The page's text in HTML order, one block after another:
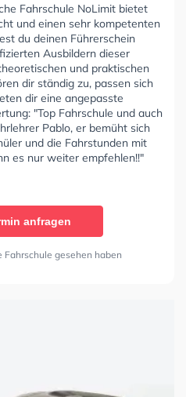
Fahrschule NoLimit bietet
und einen sehr kompetenten
du deinen Führerschein
Ausbildern dieser
und praktischen
dir ständig zu, passen sich
dir eine angepasste
"Top Fahrschule und auch
Pablo, er bemüht sich
und die Fahrstunden mit
es nur weiter empfehlen!!"
anfragen
Fahrschule gesehen haben